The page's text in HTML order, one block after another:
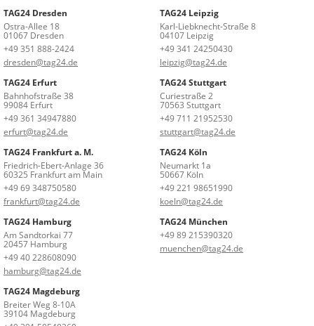
TAG24 Dresden
Ostra-Allee 18
01067 Dresden
+49 351 888-2424
dresden@tag24.de
TAG24 Leipzig
Karl-Liebknecht-Straße 8
04107 Leipzig
+49 341 24250430
leipzig@tag24.de
TAG24 Erfurt
Bahnhofstraße 38
99084 Erfurt
+49 361 34947880
erfurt@tag24.de
TAG24 Stuttgart
Curiestraße 2
70563 Stuttgart
+49 711 21952530
stuttgart@tag24.de
TAG24 Frankfurt a. M.
Friedrich-Ebert-Anlage 36
60325 Frankfurt am Main
+49 69 348750580
frankfurt@tag24.de
TAG24 Köln
Neumarkt 1a
50667 Köln
+49 221 98651990
koeln@tag24.de
TAG24 Hamburg
Am Sandtorkai 77
20457 Hamburg
+49 40 228608090
hamburg@tag24.de
TAG24 München
+49 89 215390320
muenchen@tag24.de
TAG24 Magdeburg
Breiter Weg 8-10A
39104 Magdeburg